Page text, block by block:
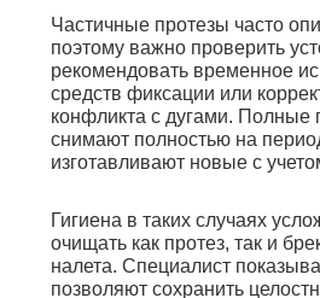
Частичные протезы часто
поэтому важно проверить
рекомендовать временное
средств фиксации или
конфликта с дугами. Полные
снимают полностью на
изготавливают новые с
Гигиена в таких случаях
очищать как протез, так и
налета. Специалист
позволяют сохранить